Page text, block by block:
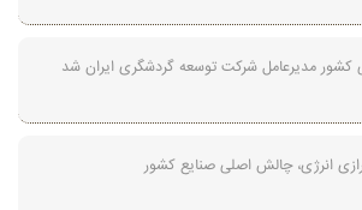
کشور مدیرعامل شرکت توسعه گردشگری ایران شد
انرژی، چالش اصلی صنایع کشور